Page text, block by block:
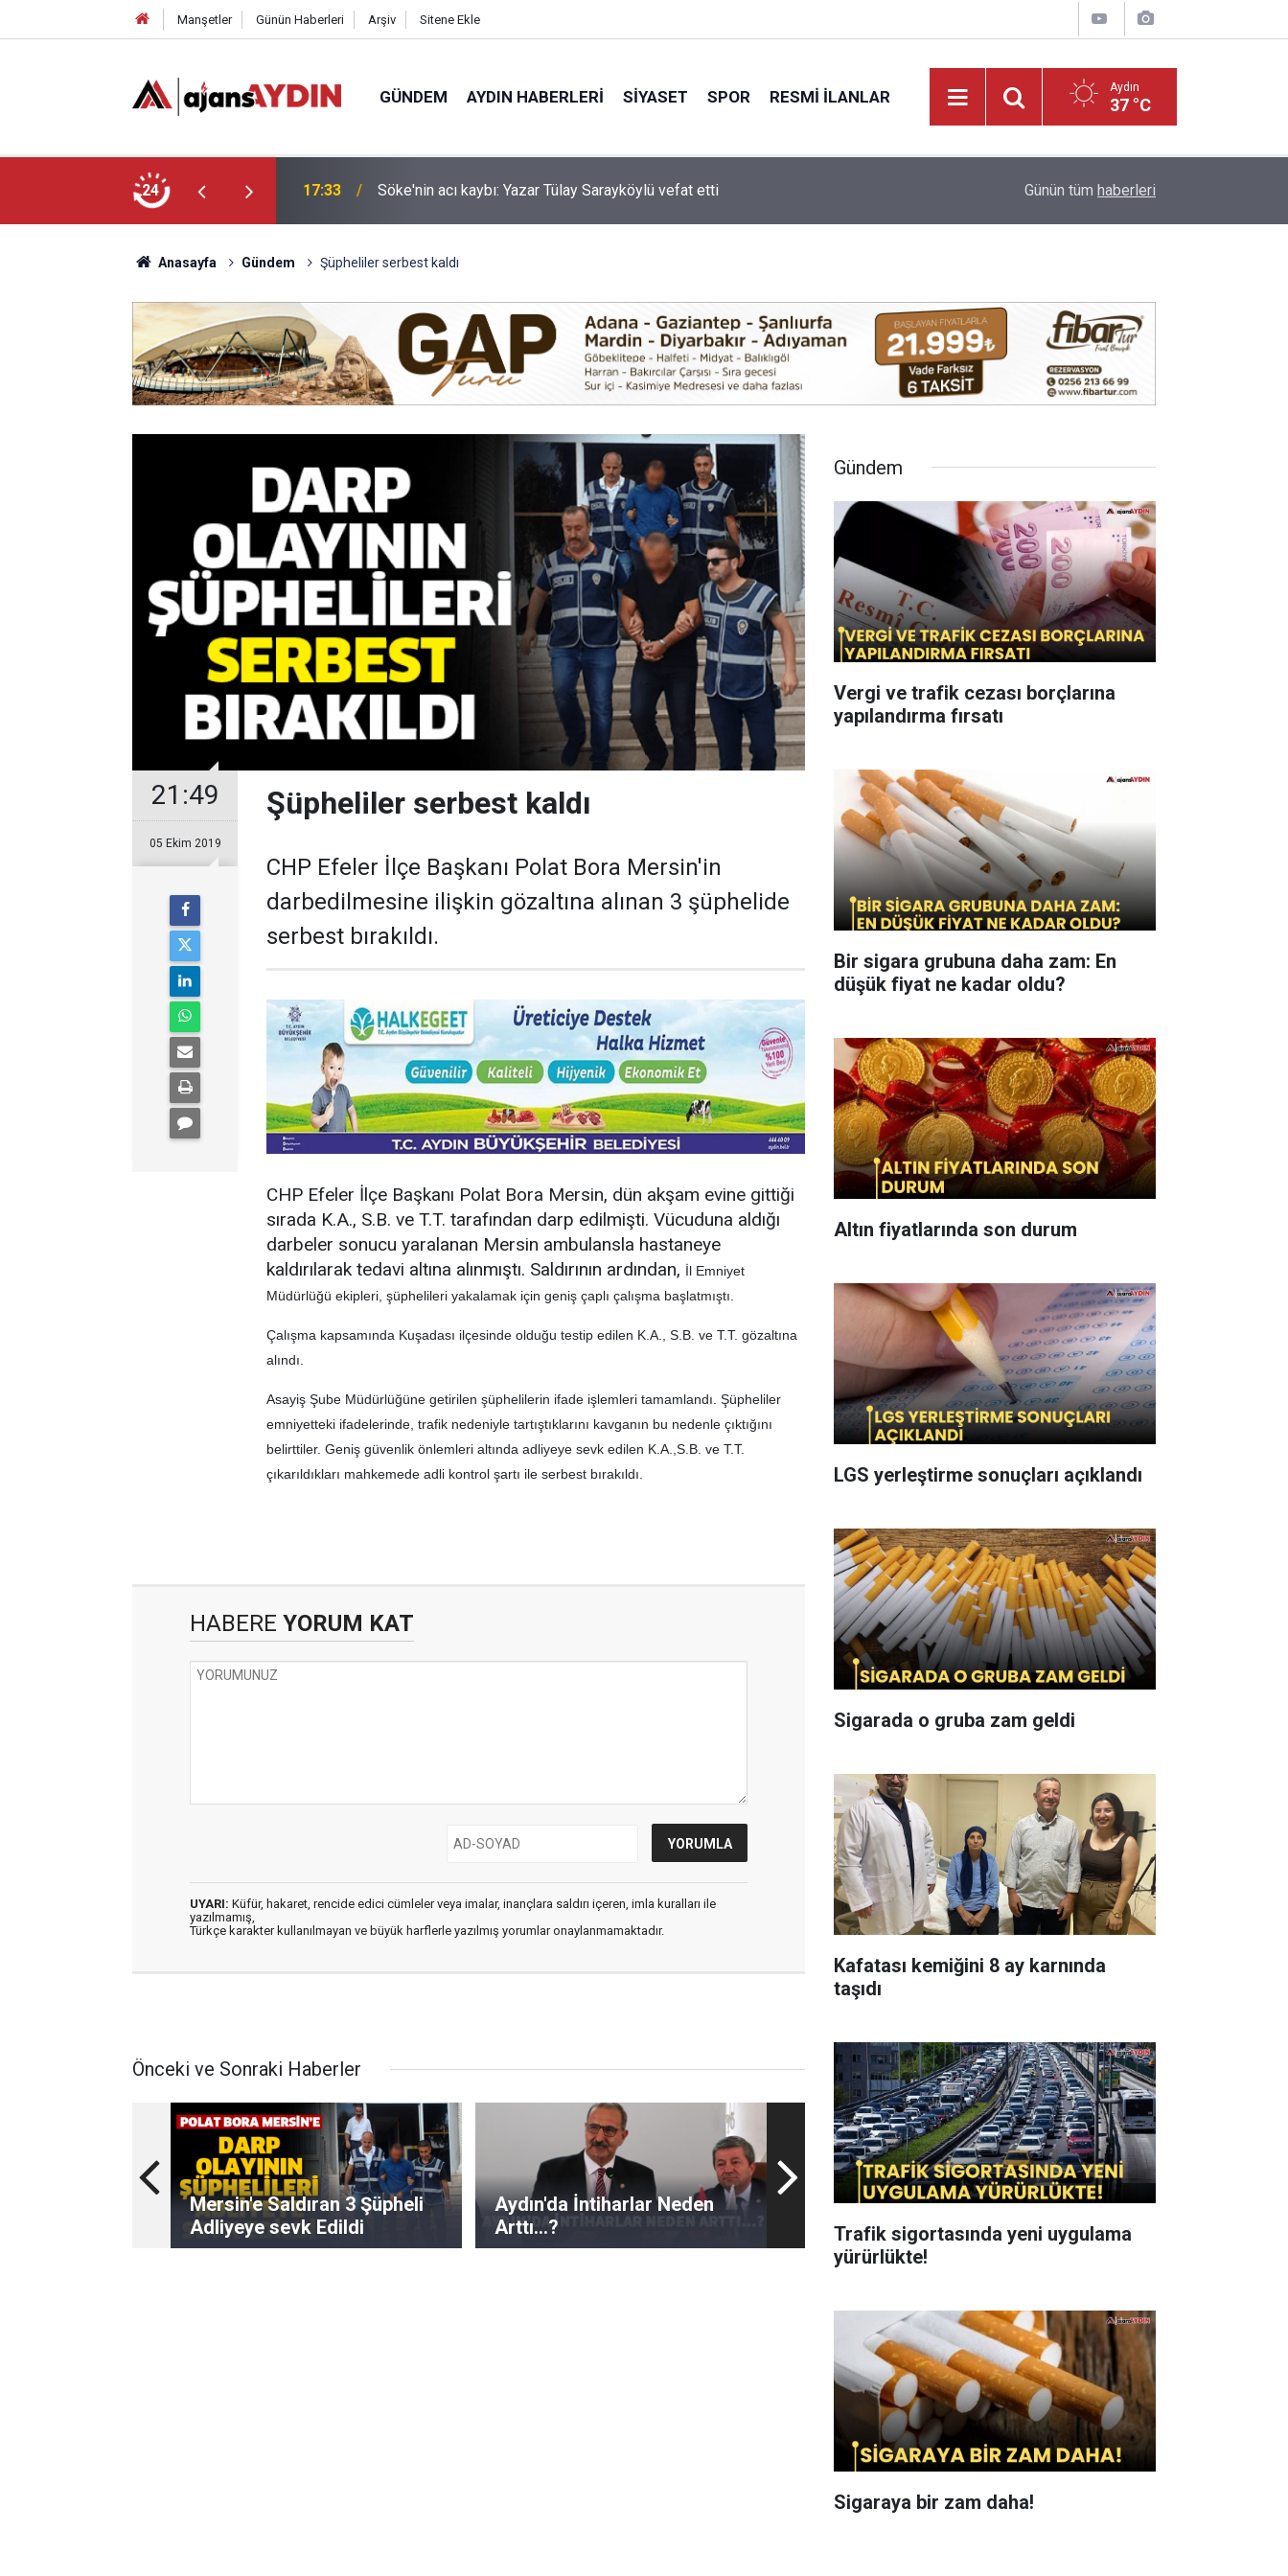
Manşetler Günün Haberleri Arşiv Sitene Ekle
GÜNDEM AYDIN HABERLERI SIYASET SPOR RESMI İLANLAR Aydın
37 °C
24 17:23 Nazilli'de motosiklet kazası: 16 yaşındaki Mustafa vefat etti Kuyucak'ta 5 dekar kestanelik yandı
Günün tüm haberleri
Anasayfa Gündem Şüpheliler serbest kaldı
21:49
05 Ekim 2019
Şüpheliler serbest kaldı
CHP Efeler İlçe Başkanı Polat Bora Mersin'in
darbedilmesine ilişkin gözaltına alınan 3 şüphelide
serbest bırakıldı.
CHP Efeler İlçe Başkanı Polat Bora Mersin, dün akşam evine gittiği
sırada K.A., S.B. ve T.T. tarafından darp edilmişti. Vücuduna aldığı
darbeler sonucu yaralanan Mersin ambulansla hastaneye
kaldırılarak tedavi altına alınmıştı. Saldırının ardından, İl Emniyet
Müdürlüğü ekipleri, şüphelileri yakalamak için geniş çaplı çalışma başlatmıştı.
Çalışma kapsamında Kuşadası ilçesinde olduğu testip edilen K.A., S.B. ve T.T. gözaltına
alındı.
Asayiş Şube Müdürlüğüne getirilen şüphelilerin ifade işlemleri tamamlandı. Şüpheliler
emniyetteki ifadelerinde, trafik nedeniyle tartıştıklarını kavganın bu nedenle çıktığını
belirttiler. Geniş güvenlik önlemleri altında adliyeye sevk edilen K.A.,S.B. ve T.T.
çıkarıldıkları mahkemede adli kontrol şartı ile serbest bırakıldı.
HABERE YORUM KAT
UYARI: Küfür, hakaret, rencide edici cümleler veya imalar, inançlara saldırı içeren, imla kuralları ile
yazılmamış,
Türkçe karakter kullanılmayan ve büyük harflerle yazılmış yorumlar onaylanmamaktadır.
Önceki ve Sonraki Haberler
Mersin'e Saldıran 3 Şüpheli
Adliyeye sevk Edildi
Aydın'da İntiharlar Neden
Arttı...?
Gündem
Vergi ve trafik cezası borçlarına
yapılandırma fırsatı
Bir sigara grubuna daha zam: En
düşük fiyat ne kadar oldu?
Altın fiyatlarında son durum
LGS yerleştirme sonuçları açıklandı
Sigarada o gruba zam geldi
Kafatası kemiğini 8 ay karnında
taşıdı
Trafik sigortasında yeni uygulama
yürürlükte!
Sigaraya bir zam daha!